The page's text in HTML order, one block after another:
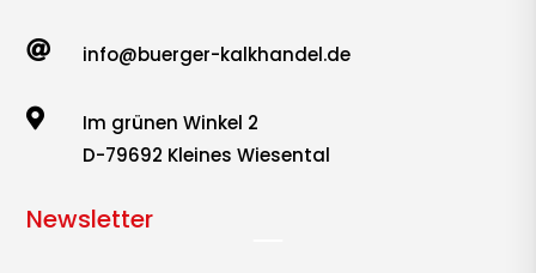
 info@buerger-kalkhandel.de

Im grünen Winkel 2
D-79692 Kleines Wiesental
Newsletter